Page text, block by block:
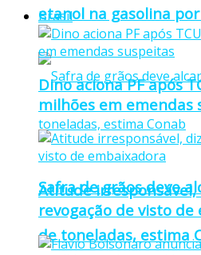
etanol na gasolina
Safra de grãos deve
de toneladas, estima
Brasil
Dino aciona PF após
milhões em emendas
Atitude irresponsável,
revogação de visto